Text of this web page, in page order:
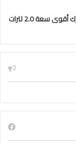
“كيان إيچيبت ” تَطرح الطراز كوبرا فورمنتور VZ بمحرك أقوى سعة 2.0 لترات